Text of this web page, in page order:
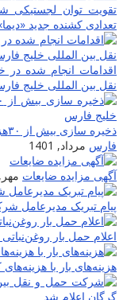
توان لجستیکی
کشنده جدید «دیما»
بین المللی خلیج فارس
مرداد, 1401
مزایده ضایعات مهر, 1400
تبریک مدیرعامل
حمل بار روغن‌نباتی
بار با هزینه‌های